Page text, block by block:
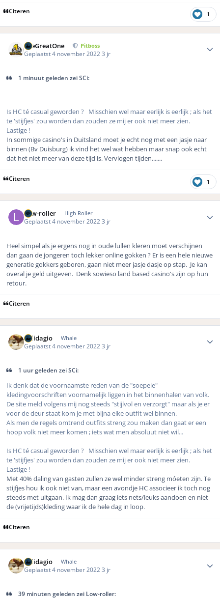
Citeren 1
TheGreatOne Pitboss
Geplaatst4 november 2022 3 jr
1 minuut geleden zei SCi:
Is HC té casual geworden ? Misschien wel maar eerlijk is eerlijk ; als het
te 'stijfjes' zou worden dan zouden ze mij er ook niet meer zien.
Lastige !
In sommige casino's in Duitsland moet je echt nog met een jasje naar
binnen (Bv Duisburg) ik vind het wel wat hebben maar snap ook echt
dat het niet meer van deze tijd is. Vervlogen tijden.......
Citeren 1
Low-roller High Roller
Geplaatst4 november 2022 3 jr
Heel simpel als je ergens nog in oude lullen kleren moet verschijnen
dan gaan de jongeren toch lekker online gokken ? Er is een hele nieuwe
generatie gokkers geboren, gaan niet meer jasje dasje op stap. Je kan
overal je geld uitgeven. Denk sowieso land based casino's zijn op hun
retour.
Citeren
Solidagio Whale
Geplaatst4 november 2022 3 jr
1 uur geleden zei SCi:
Ik denk dat de voornaamste reden van de "soepele"
kledingvoorschriften voornamelijk liggen in het binnenhalen van volk.
De site meld volgens mij nog steeds "stijlvol en verzorgt" maar als je er
voor de deur staat kom je met bijna elke outfit wel binnen.
Als men de regels omtrend outfits streng zou maken dan gaat er een
hoop volk niet meer komen ; iets wat men absoluut niet wil...
Is HC té casual geworden ? Misschien wel maar eerlijk is eerlijk ; als het
te 'stijfjes' zou worden dan zouden ze mij er ook niet meer zien.
Lastige !
Met 40% daling van gasten zullen ze wel minder streng móeten zijn. Te
stijfjes hou ik ook niet van, maar een avondje HC associeer ik toch nog
steeds met uitgaan. Ik mag dan graag iets nets/leuks aandoen en niet
de (vrijetijds)kleding waar ik de hele dag in loop.
Citeren
Solidagio Whale
Geplaatst4 november 20223 jr
39 minuten geleden zei Low-roller: